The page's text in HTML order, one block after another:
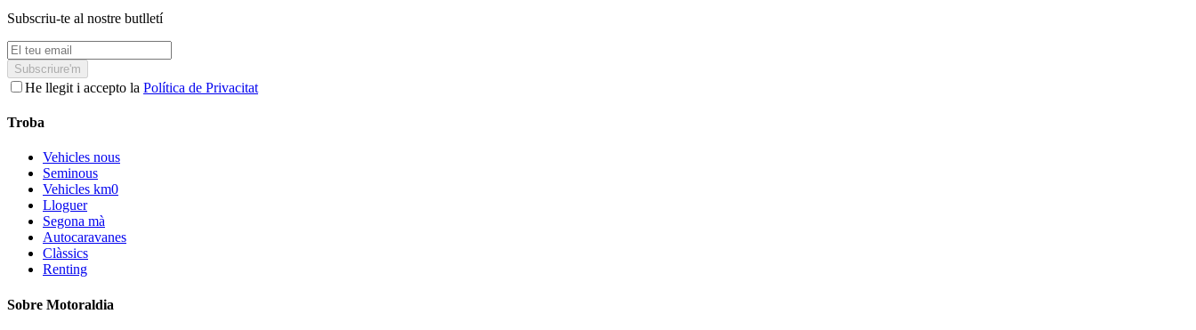
Subscriu-te al nostre butlletí
Subscriure'm
He llegit i accepto la Política de Privacitat
Troba
Vehicles nous
Seminous
Vehicles km0
Lloguer
Segona mà
Autocaravanes
Clàssics
Renting
Sobre Motoraldia